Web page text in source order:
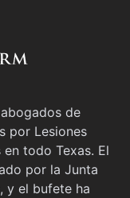
de
por Lesiones
todo Texas. El
por la Junta
y el bufete ha